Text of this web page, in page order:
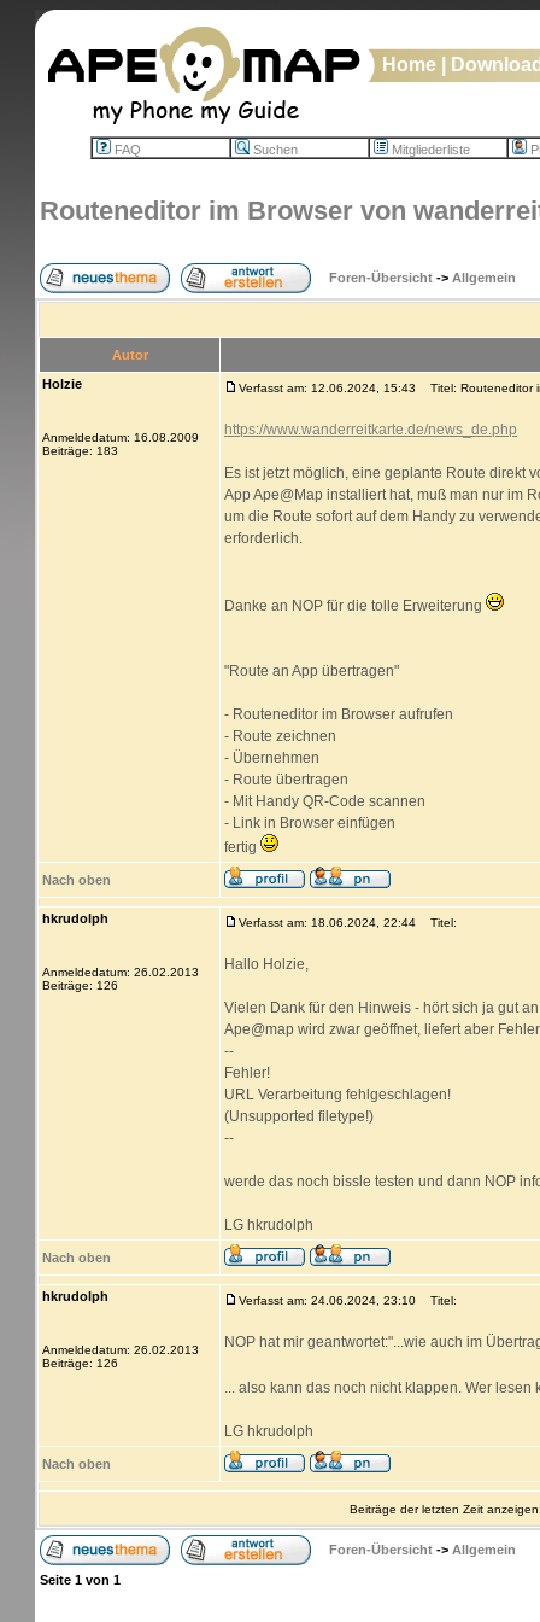
Home
FAQ Suchen Mitgliederliste
Routeneditor im Browser von
Foren-Übersicht -> Allgemein
Autor
Holzie
Anmeldedatum: 16.08.2009
Beiträge: 183
Verfasst am: 12.06.2024, 15:43 Titel: Routeneditor
https://www.wanderreitkarte.de/news_de.php
Es ist jetzt möglich, eine geplante Route direkt
App Ape@Map installiert hat, muß man nur im
um die Route sofort auf dem Handy zu
erforderlich.
Danke an NOP für die tolle Erweiterung
"Route an App übertragen"
- Routeneditor im Browser aufrufen
- Route zeichnen
- Übernehmen
- Route übertragen
- Mit Handy QR-Code scannen
- Link in Browser einfügen
fertig
Nach oben
hkrudolph
Anmeldedatum: 26.02.2013
Beiträge: 126
Verfasst am: 18.06.2024, 22:44 Titel:
Hallo Holzie,
Vielen Dank für den Hinweis - hört sich ja gut
Ape@map wird zwar geöffnet, liefert aber
--
Fehler!
URL Verarbeitung fehlgeschlagen!
(Unsupported filetype!)
--
werde das noch bissle testen und dann NOP
LG hkrudolph
Nach oben
hkrudolph
Anmeldedatum: 26.02.2013
Beiträge: 126
Verfasst am: 24.06.2024, 23:10 Titel:
NOP hat mir geantwortet:"...wie auch im
... also kann das noch nicht klappen. Wer
LG hkrudolph
Nach oben
Beiträge der letzten Zeit
Foren-Übersicht -> Allgemein
Seite 1 von 1